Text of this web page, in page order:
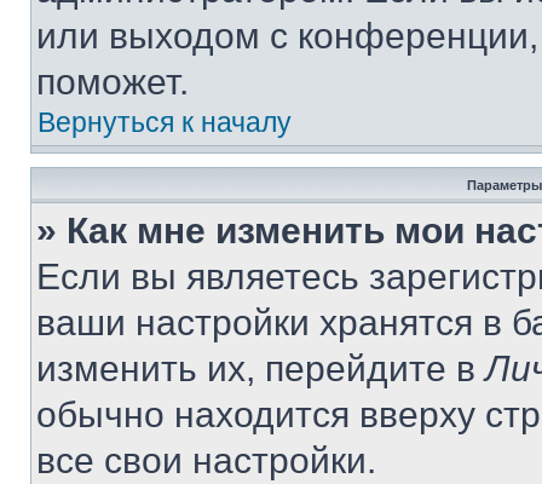
или выходом с
поможет.
Вернуться к началу
Параметры
» Как мне изменить мои
Если вы являетесь
ваши настройки хранятся в
изменить их, перейдите в
обычно находится вверху
все свои настройки.